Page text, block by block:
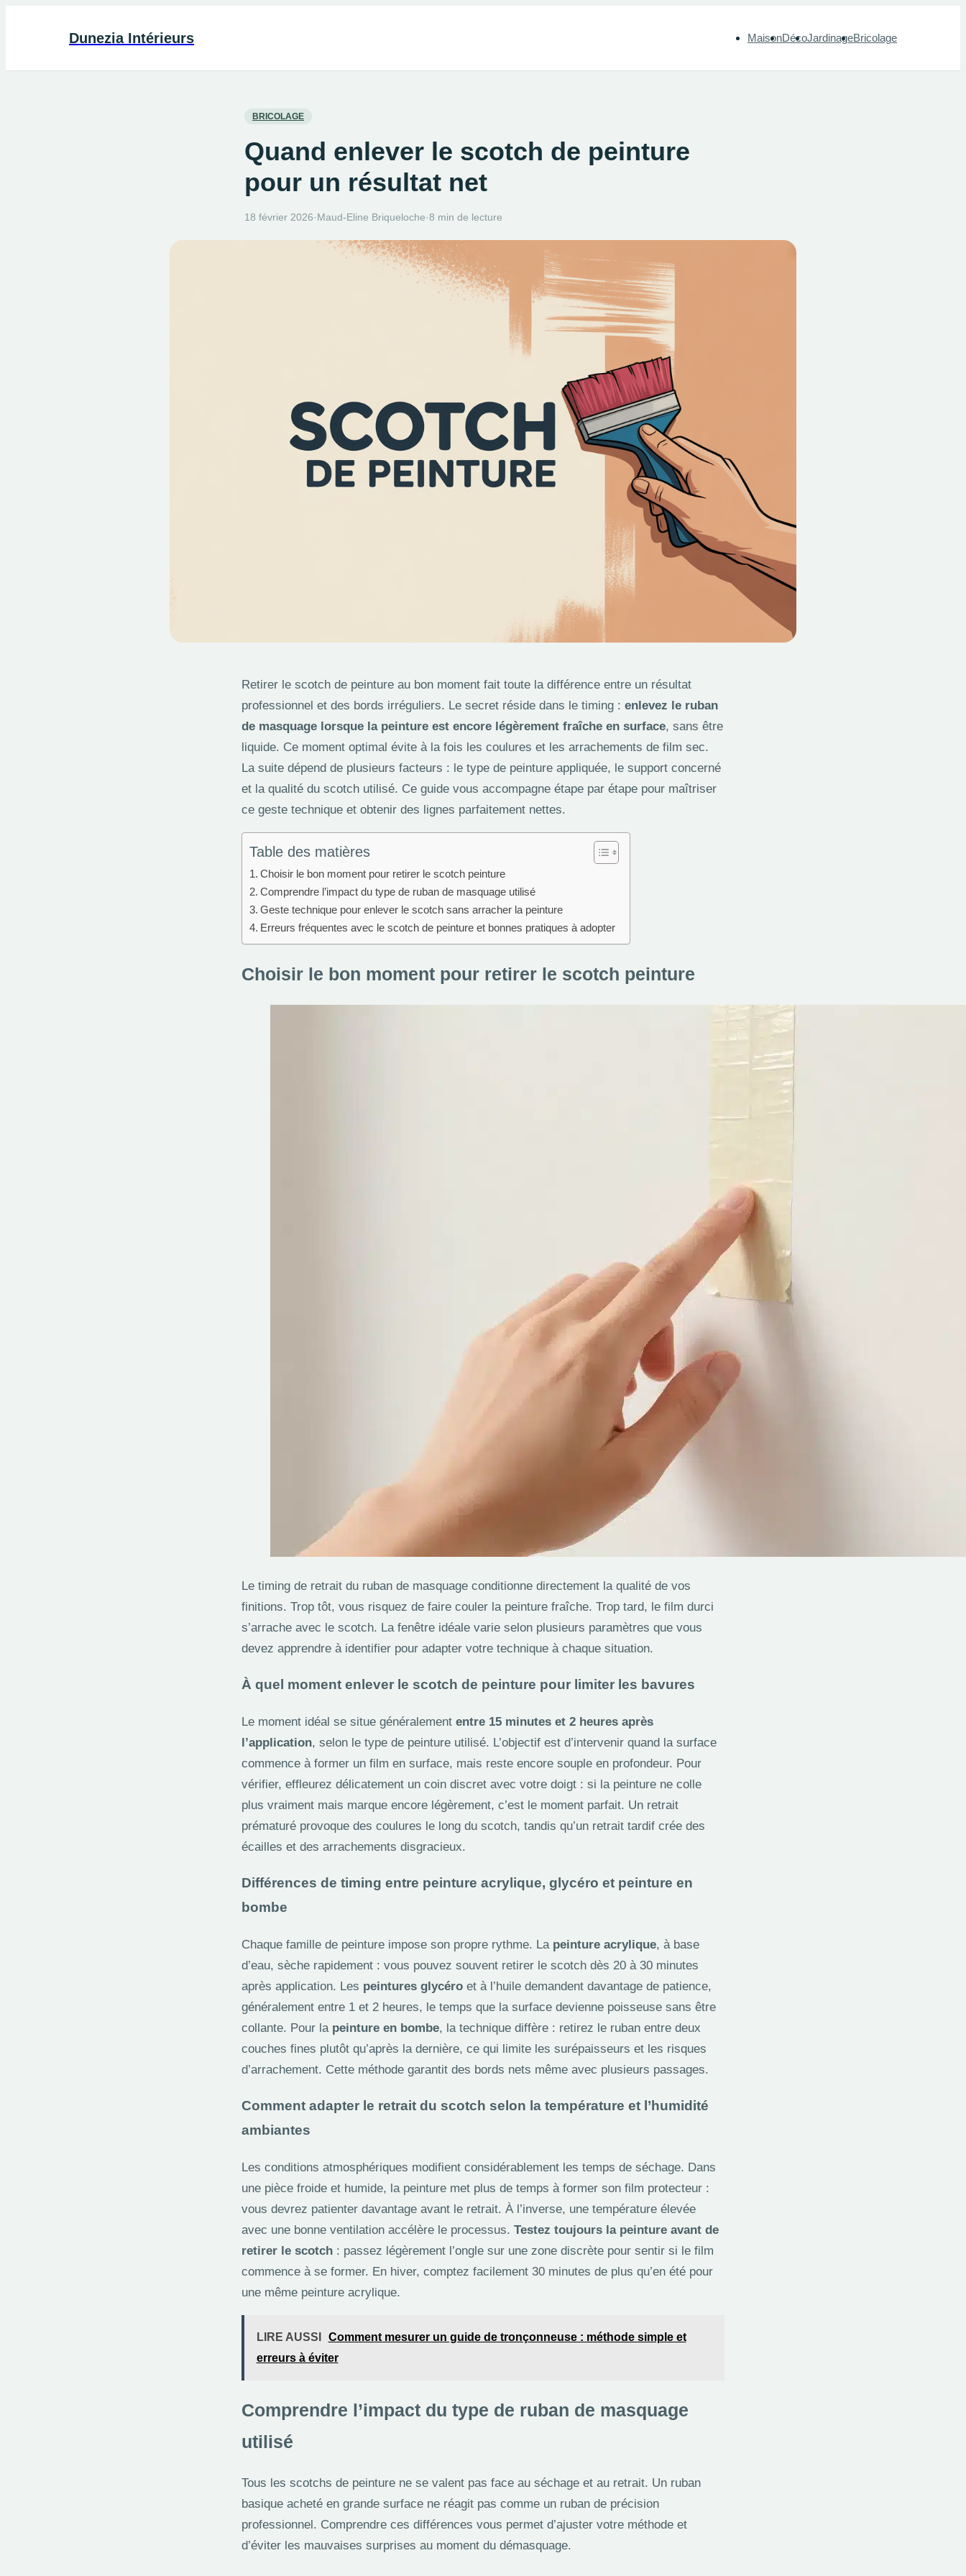
Dunezia Intérieurs MaisonDécoJardinageBricolage
BRICOLAGE
Quand enlever le scotch de peinture
pour un résultat net
18 février 2026· Maud-Eline Briqueloche·8 min de lecture
Retirer le scotch de peinture au bon moment fait toute la différence entre un résultat
professionnel et des bords irréguliers. Le secret réside dans le timing : enlevez le ruban
de masquage lorsque la peinture est encore légèrement fraîche en surface, sans être
liquide. Ce moment optimal évite à la fois les coulures et les arrachements de film sec.
La suite dépend de plusieurs facteurs : le type de peinture appliquée, le support concerné
et la qualité du scotch utilisé. Ce guide vous accompagne étape par étape pour maîtriser
ce geste technique et obtenir des lignes parfaitement nettes.
Table des matières
Choisir le bon moment pour retirer le scotch peinture
Comprendre l’impact du type de ruban de masquage utilisé
Geste technique pour enlever le scotch sans arracher la peinture
Erreurs fréquentes avec le scotch de peinture et bonnes pratiques à adopter
Choisir le bon moment pour retirer le scotch peinture
Le timing de retrait du ruban de masquage conditionne directement la qualité de vos
finitions. Trop tôt, vous risquez de faire couler la peinture fraîche. Trop tard, le film durci
s’arrache avec le scotch. La fenêtre idéale varie selon plusieurs paramètres que vous
devez apprendre à identifier pour adapter votre technique à chaque situation.
À quel moment enlever le scotch de peinture pour limiter les bavures
Le moment idéal se situe généralement entre 15 minutes et 2 heures après
l’application, selon le type de peinture utilisé. L’objectif est d’intervenir quand la surface
commence à former un film en surface, mais reste encore souple en profondeur. Pour
vérifier, effleurez délicatement un coin discret avec votre doigt : si la peinture ne colle
plus vraiment mais marque encore légèrement, c’est le moment parfait. Un retrait
prématuré provoque des coulures le long du scotch, tandis qu’un retrait tardif crée des
écailles et des arrachements disgracieux.
Différences de timing entre peinture acrylique, glycéro et peinture en
bombe
Chaque famille de peinture impose son propre rythme. La peinture acrylique, à base
d’eau, sèche rapidement : vous pouvez souvent retirer le scotch dès 20 à 30 minutes
après application. Les peintures glycéro et à l’huile demandent davantage de patience,
généralement entre 1 et 2 heures, le temps que la surface devienne poisseuse sans être
collante. Pour la peinture en bombe, la technique diffère : retirez le ruban entre deux
couches fines plutôt qu’après la dernière, ce qui limite les surépaisseurs et les risques
d’arrachement. Cette méthode garantit des bords nets même avec plusieurs passages.
Comment adapter le retrait du scotch selon la température et l’humidité
ambiantes
Les conditions atmosphériques modifient considérablement les temps de séchage. Dans
une pièce froide et humide, la peinture met plus de temps à former son film protecteur :
vous devrez patienter davantage avant le retrait. À l’inverse, une température élevée
avec une bonne ventilation accélère le processus. Testez toujours la peinture avant de
retirer le scotch : passez légèrement l’ongle sur une zone discrète pour sentir si le film
commence à se former. En hiver, comptez facilement 30 minutes de plus qu’en été pour
une même peinture acrylique.
LIRE AUSSI
Comment mesurer un guide de tronçonneuse : méthode simple et
erreurs à éviter
Comprendre l’impact du type de ruban de masquage
utilisé
Tous les scotchs de peinture ne se valent pas face au séchage et au retrait. Un ruban
basique acheté en grande surface ne réagit pas comme un ruban de précision
professionnel. Comprendre ces différences vous permet d’ajuster votre méthode et
d’éviter les mauvaises surprises au moment du démasquage.